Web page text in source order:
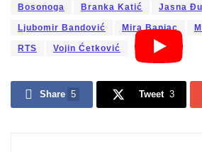
Bosonoga Branka Katić Jasna
Ljubomir Bandović Mira Banjac
RTS Vojin Ćetković
Share 5 Tweet 3